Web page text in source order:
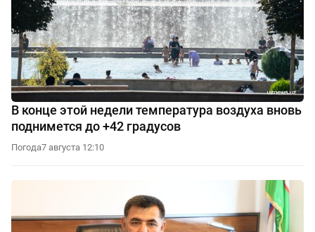
В конце этой недели температура воздуха вновь
поднимется до +42 градусов
Погода7 августа 12:10